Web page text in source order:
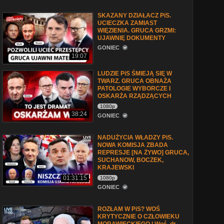
19:07
SKAZANY DZIAŁACZ PiS.
UCIECZKA ZAMIAST
WIĘZIENIA. GRUCA GRZMI:
UJAWNIĘ DOKUMENTY
GONIEC
38:24
LUDZIE PiS ŚMIEJĄ SIĘ W
TWARZ. GRUCA OBNAŻA
PATOLOGIE WYBORCZE I
OSKARŻA RZĄDZĄCYCH
1080p
GONIEC
01:31:15
NADUŻYCIA WŁADZY PiS.
NOWA KOMISJA ZBADA
REPRESJE [NA ŻYWO] GRUCA,
SUCHANOW, BOCZEK,
KRAJEWSKI
1080p
GONIEC
ROZŁAM W PiS? WOŚ
KRYTYCZNIE O CZŁOWIEKU